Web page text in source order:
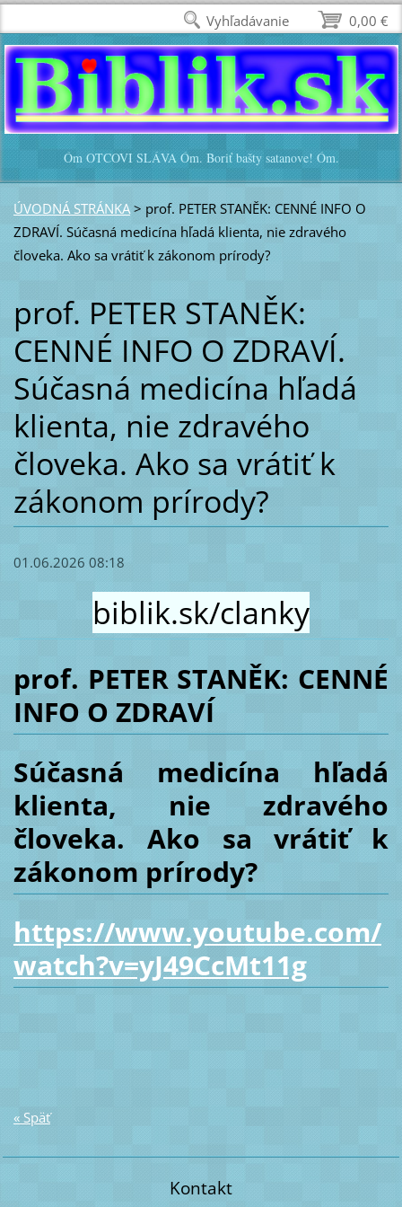
Óm OTCOVI SLÁVA Óm. Boriť bašty satanove! Óm.
ÚVODNÁ STRÁNKA > prof. PETER STANĚK: CENNÉ INFO O
ZDRAVÍ. Súčasná medicína hľadá klienta, nie zdravého
človeka. Ako sa vrátiť k zákonom prírody?
prof. PETER STANĚK:
CENNÉ INFO O ZDRAVÍ.
Súčasná medicína hľadá
klienta, nie zdravého
človeka. Ako sa vrátiť k
zákonom prírody?
01.06.2026 08:18
biblik.sk/clanky
prof. PETER STANĚK: CENNÉ
INFO O ZDRAVÍ
Súčasná medicína hľadá
klienta, nie zdravého
človeka. Ako sa vrátiť k
zákonom prírody?
https://www.youtube.com/
watch?v=yJ49CcMt11g
« Späť
Kontakt
0,00 €
Vyhľadávanie